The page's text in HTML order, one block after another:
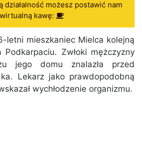
działalność możesz postawić nam
wirtualną kawę:
letni mieszkaniec Mielca kolejną
Zwłoki mężczyzny
jego domu znalazła przed
Lekarz jako prawdopodobną
wychłodzenie organizmu.